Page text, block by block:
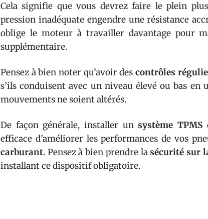
Cela signifie que vous devrez faire le plein
pression inadéquate engendre une résistance
oblige le moteur à travailler davantage pour
supplémentaire.
Pensez à bien noter qu’avoir descontrôles
s’ils conduisent avec un niveau élevé ou bas
mouvements ne soient altérés.
De façon générale, installer unsystème TPMS
efficace d’améliorer les performances de vos
carburant. Pensez à bien prendre lasécurité sur
installant ce dispositif obligatoire.